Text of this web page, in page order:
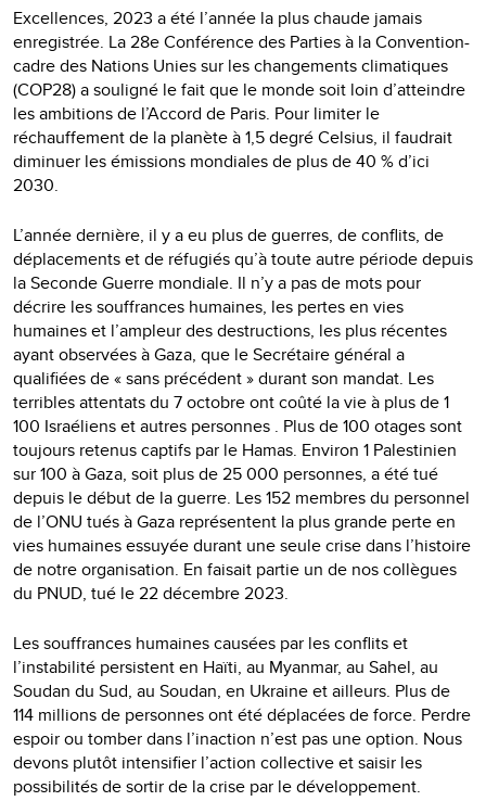
Excellences, 2023 a été l’année la plus chaude jamais
enregistrée. La 28e Conférence des Parties à la Convention-
cadre des Nations Unies sur les changements climatiques
(COP28) a souligné le fait que le monde soit loin d’atteindre
les ambitions de l’Accord de Paris. Pour limiter le
réchauffement de la planète à 1,5 degré Celsius, il faudrait
diminuer les émissions mondiales de plus de 40 % d’ici
2030.
L’année dernière, il y a eu plus de guerres, de conflits, de
déplacements et de réfugiés qu’à toute autre période depuis
la Seconde Guerre mondiale. Il n’y a pas de mots pour
décrire les souffrances humaines, les pertes en vies
humaines et l’ampleur des destructions, les plus récentes
ayant observées à Gaza, que le Secrétaire général a
qualifiées de « sans précédent » durant son mandat. Les
terribles attentats du 7 octobre ont coûté la vie à plus de 1
100 Israéliens et autres personnes . Plus de 100 otages sont
toujours retenus captifs par le Hamas. Environ 1 Palestinien
sur 100 à Gaza, soit plus de 25 000 personnes, a été tué
depuis le début de la guerre. Les 152 membres du personnel
de l’ONU tués à Gaza représentent la plus grande perte en
vies humaines essuyée durant une seule crise dans l’histoire
de notre organisation. En faisait partie un de nos collègues
du PNUD, tué le 22 décembre 2023.
Les souffrances humaines causées par les conflits et
l’instabilité persistent en Haïti, au Myanmar, au Sahel, au
Soudan du Sud, au Soudan, en Ukraine et ailleurs. Plus de
114 millions de personnes ont été déplacées de force. Perdre
espoir ou tomber dans l’inaction n’est pas une option. Nous
devons plutôt intensifier l’action collective et saisir les
possibilités de sortir de la crise par le développement.